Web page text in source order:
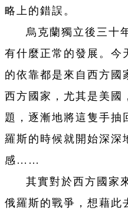
略上的錯誤。
烏克蘭獨立後三十
有什麼正常的發展。今
的依靠都是來自西方國
西方國家，尤其是美國
題，逐漸地將這隻手抽
羅斯的時候就開始深深
感……
其實對於西方國家
俄羅斯的戰爭，想藉此